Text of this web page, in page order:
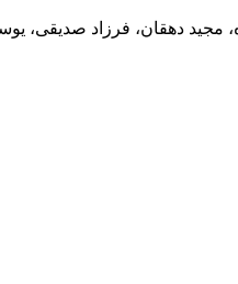
مجید دهقان، فرزاد صدیقی،